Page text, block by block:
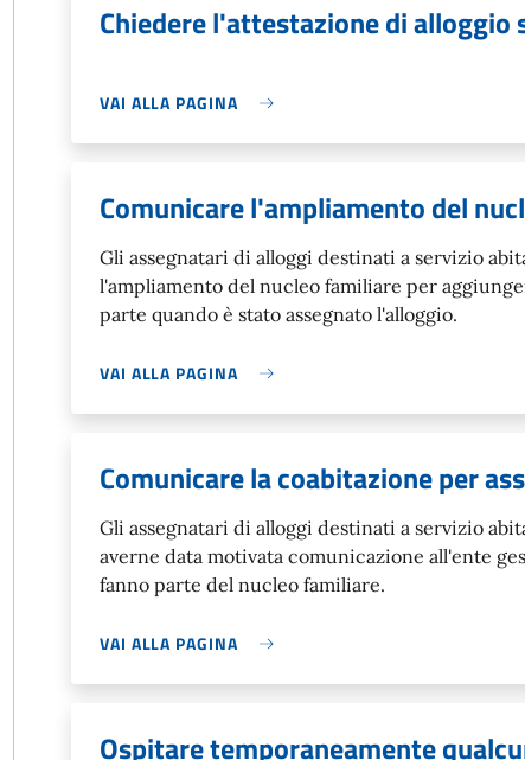
Chiedere l'attestazione di alloggio
VAI ALLA PAGINA
Comunicare l'ampliamento del
Gli assegnatari di alloggi destinati a servizio
l'ampliamento del nucleo familiare per
parte quando è stato assegnato l'alloggio.
VAI ALLA PAGINA
Comunicare la coabitazione per
Gli assegnatari di alloggi destinati a servizio
averne data motivata comunicazione all'ente
fanno parte del nucleo familiare.
VAI ALLA PAGINA
Ospitare temporaneamente